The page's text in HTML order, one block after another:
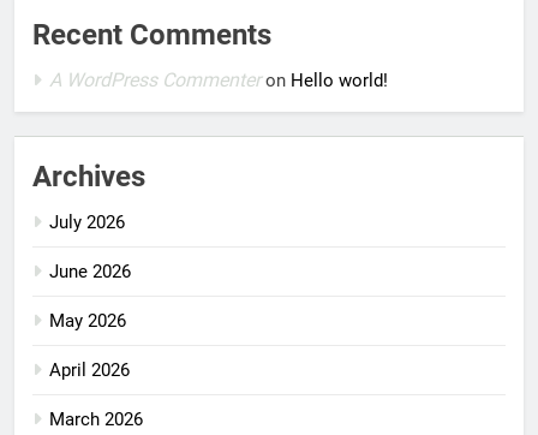
Recent Comments
A WordPress Commenteron Hello world!
Archives
July 2026
June 2026
May 2026
April 2026
March 2026